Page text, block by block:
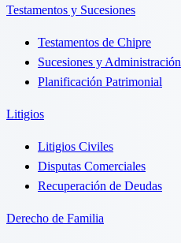
Testamentos y Sucesiones
Testamentos de Chipre
Sucesiones y Administración
Planificación Patrimonial
Litigios
Litigios Civiles
Disputas Comerciales
Recuperación de Deudas
Derecho de Familia